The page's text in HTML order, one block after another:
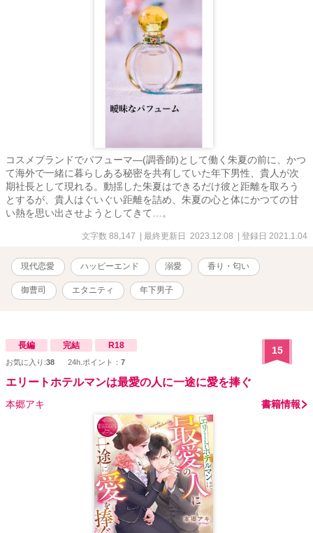
コスメブランドでパフューマ―(調香師)として働く朱夏の前に、かつ
て海外で一緒に暮らしある秘密を共有していた年下男性、貴人が次
期社長として現れる。動揺した朱夏はできるだけ彼と距離を取ろう
とするが、貴人はぐいぐい距離を詰め、朱夏の心と体にかつての甘
い熱を思い出させようとしてきて…。
文字数 88,147 | 最終更新日 2023.12.08 | 登録日 2021.1.04
現代恋愛 ハッピーエンド 溺愛 香り・匂い
御曹司 エタニティ 年下男子
長編 完結 R18
お気に入り:38 24h.ポイント： 7
15
エリートホテルマンは最愛の人に一途に愛を捧ぐ
本郷アキ 書籍情報